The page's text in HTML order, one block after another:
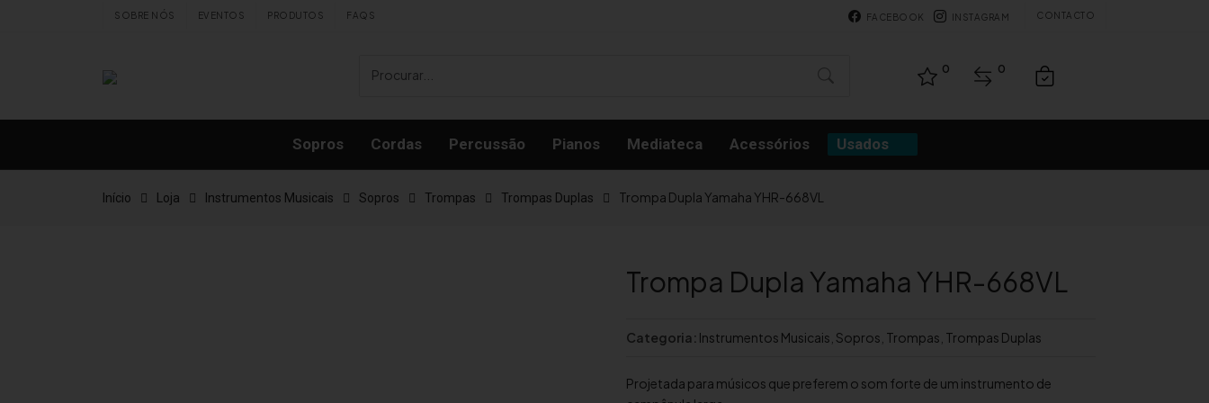
SOBRE NÓS EVENTOS PRODUTOS FAQS FACEBOOK INSTAGRAM CONTACTO
0 0
Sopros Cordas Percussão Pianos Mediateca Acessórios Usados
Início Loja Instrumentos Musicais Sopros Trompas Trompas Duplas Trompa Dupla Yamaha YHR-668VL
Trompa Dupla Yamaha YHR-668VL
Categoria: Instrumentos Musicais Sopros Trompas Trompas Duplas
Projetada para músicos que preferem o som forte de um instrumento de